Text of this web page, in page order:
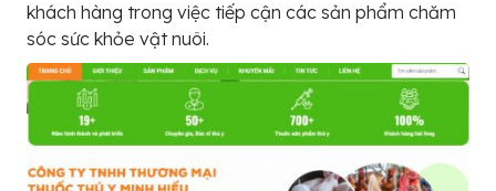
khách hàng trong việc tiếp cận các sản phẩm chăm
sóc sức khỏe vật nuôi.